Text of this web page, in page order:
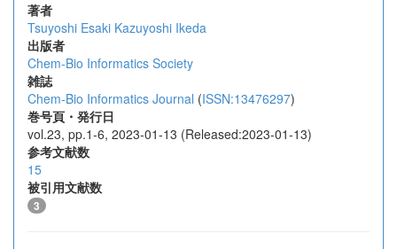
著者
Tsuyoshi Esaki Kazuyoshi Ikeda
出版者
Chem-Bio Informatics Society
雑誌
Chem-Bio Informatics Journal (ISSN:13476297)
巻号頁・発行日
vol.23, pp.1-6, 2023-01-13 (Released:2023-01-13)
参考文献数
15
被引用文献数
3